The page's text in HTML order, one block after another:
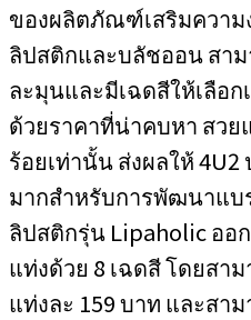
ของผลิตภัณฑ์เสริมความ
ลิปสติกและบลัชออน สา
ละมุนและมีเฉดสีให้เลือ
ด้วยราคาที่น่าคบหา สว
ร้อยเท่านั้น ส่งผลให้ 4U2
มากสำหรับการพัฒนาแ
ลิปสติกรุ่น Lipaholic ออ
แท่งด้วย 8 เฉดสี โดยสา
แท่งละ 159 บาท และสา